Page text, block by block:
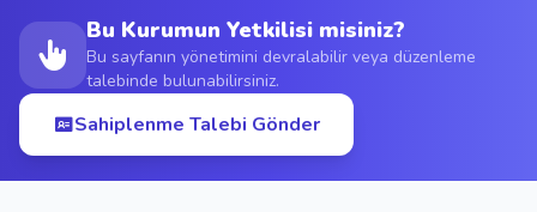
Duyurular
S.S.S.
Blog
Bu Kurumun Yetkilisi misiniz?
Bu sayfanın yönetimini devralabilir veya düzenleme
talebinde bulunabilirsiniz.
Sahiplenme Talebi Gönder